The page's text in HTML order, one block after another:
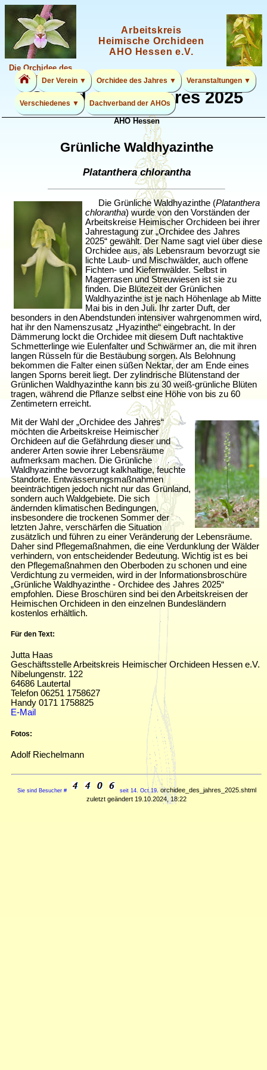
Die Orchidee des
Jahres 2026
Arbeitskreis
Heimische Orchideen
AHO Hessen e.V.
Der Verein ▼ Orchidee des Jahres ▼ Veranstaltungen ▼
Verschiedenes ▼ Dachverband der AHOs
Orchidee des Jahres 2025
AHO Hessen
Grünliche Waldhyazinthe
Platanthera chlorantha
Die Grünliche Waldhyazinthe (Platanthera
chlorantha) wurde von den Vorständen der
Arbeitskreise Heimischer Orchideen bei ihrer
Jahrestagung zur „Orchidee des Jahres
2025“ gewählt. Der Name sagt viel über diese
Orchidee aus, als Lebensraum bevorzugt sie
lichte Laub- und Mischwälder, auch offene
Fichten- und Kiefernwälder. Selbst in
Magerrasen und Streuwiesen ist sie zu
finden. Die Blütezeit der Grünlichen
Waldhyazinthe ist je nach Höhenlage ab Mitte
Mai bis in den Juli. Ihr zarter Duft, der
besonders in den Abendstunden intensiver wahrgenommen wird,
hat ihr den Namenszusatz „Hyazinthe“ eingebracht. In der
Dämmerung lockt die Orchidee mit diesem Duft nachtaktive
Schmetterlinge wie Eulenfalter und Schwärmer an, die mit ihren
langen Rüsseln für die Bestäubung sorgen. Als Belohnung
bekommen die Falter einen süßen Nektar, der am Ende eines
langen Sporns bereit liegt. Der zylindrische Blütenstand der
Grünlichen Waldhyazinthe kann bis zu 30 weiß-grünliche Blüten
tragen, während die Pflanze selbst eine Höhe von bis zu 60
Zentimetern erreicht.
Mit der Wahl der „Orchidee des Jahres“
möchten die Arbeitskreise Heimischer
Orchideen auf die Gefährdung dieser und
anderer Arten sowie ihrer Lebensräume
aufmerksam machen. Die Grünliche
Waldhyazinthe bevorzugt kalkhaltige, feuchte
Standorte. Entwässerungsmaßnahmen
beeinträchtigen jedoch nicht nur das Grünland,
sondern auch Waldgebiete. Die sich
ändernden klimatischen Bedingungen,
insbesondere die trockenen Sommer der
letzten Jahre, verschärfen die Situation
zusätzlich und führen zu einer Veränderung der Lebensräume.
Daher sind Pflegemaßnahmen, die eine Verdunklung der Wälder
verhindern, von entscheidender Bedeutung. Wichtig ist es bei
den Pflegemaßnahmen den Oberboden zu schonen und eine
Verdichtung zu vermeiden, wird in der Informationsbroschüre
„Grünliche Waldhyazinthe - Orchidee des Jahres 2025“
empfohlen. Diese Broschüren sind bei den Arbeitskreisen der
Heimischen Orchideen in den einzelnen Bundesländern
kostenlos erhältlich.
Für den Text:
Jutta Haas
Geschäftsstelle Arbeitskreis Heimischer Orchideen Hessen e.V.
Nibelungenstr. 122
64686 Lautertal
Telefon 06251 1758627
Handy 0171 1758825
E-Mail
Fotos:
Adolf Riechelmann
Sie sind Besucher # seit 14. Oct.19.orchidee_des_jahres_2025.shtml
zuletzt geändert 19.10.2024, 18:22